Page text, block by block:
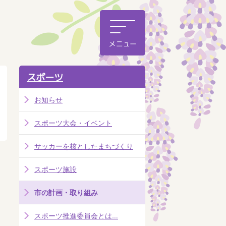
スポーツ
お知らせ
スポーツ大会・イベント
サッカーを核としたまちづくり
スポーツ施設
市の計画・取り組み
スポーツ推進委員会とは…